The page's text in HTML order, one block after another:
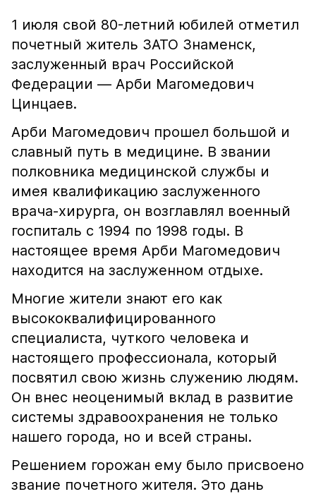
1 июля свой 80-летний юбилей отметил
почетный житель ЗАТО Знаменск,
заслуженный врач Российской
Федерации — Арби Магомедович
Цинцаев.
Арби Магомедович прошел большой и
славный путь в медицине. В звании
полковника медицинской службы и
имея квалификацию заслуженного
врача-хирурга, он возглавлял военный
госпиталь с 1994 по 1998 годы. В
настоящее время Арби Магомедович
находится на заслуженном отдыхе.
Многие жители знают его как
высококвалифицированного
специалиста, чуткого человека и
настоящего профессионала, который
посвятил свою жизнь служению людям.
Он внес неоценимый вклад в развитие
системы здравоохранения не только
нашего города, но и всей страны.
Решением горожан ему было присвоено
звание почетного жителя. Это дань